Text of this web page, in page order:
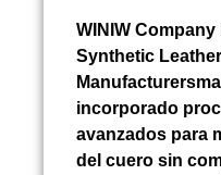
WINIW
Synthetic Leather
incorporado
avanzados para
del cuero sin